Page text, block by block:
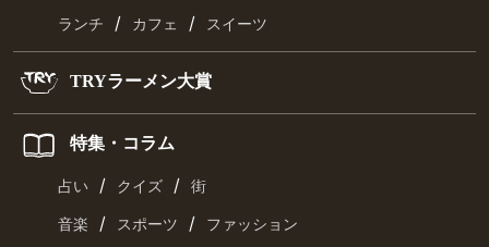
ランチ / カフェ / スイーツ
TRYラーメン大賞
特集・コラム
占い / クイズ / 街
音楽 / スポーツ / ファッション